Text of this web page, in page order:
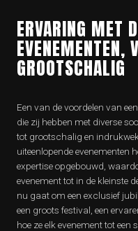
ERVARING MET
EVENEMENTEN,
GROOTSCHALIG
Een van de voordelen van
die zij hebben met diverse
tot grootschalig en
uiteenlopende evenementen
expertise opgebouwd,
evenement tot in de kleinste
nu gaat om een exclusief
een groots festival, een
hoe ze elk evenement tot